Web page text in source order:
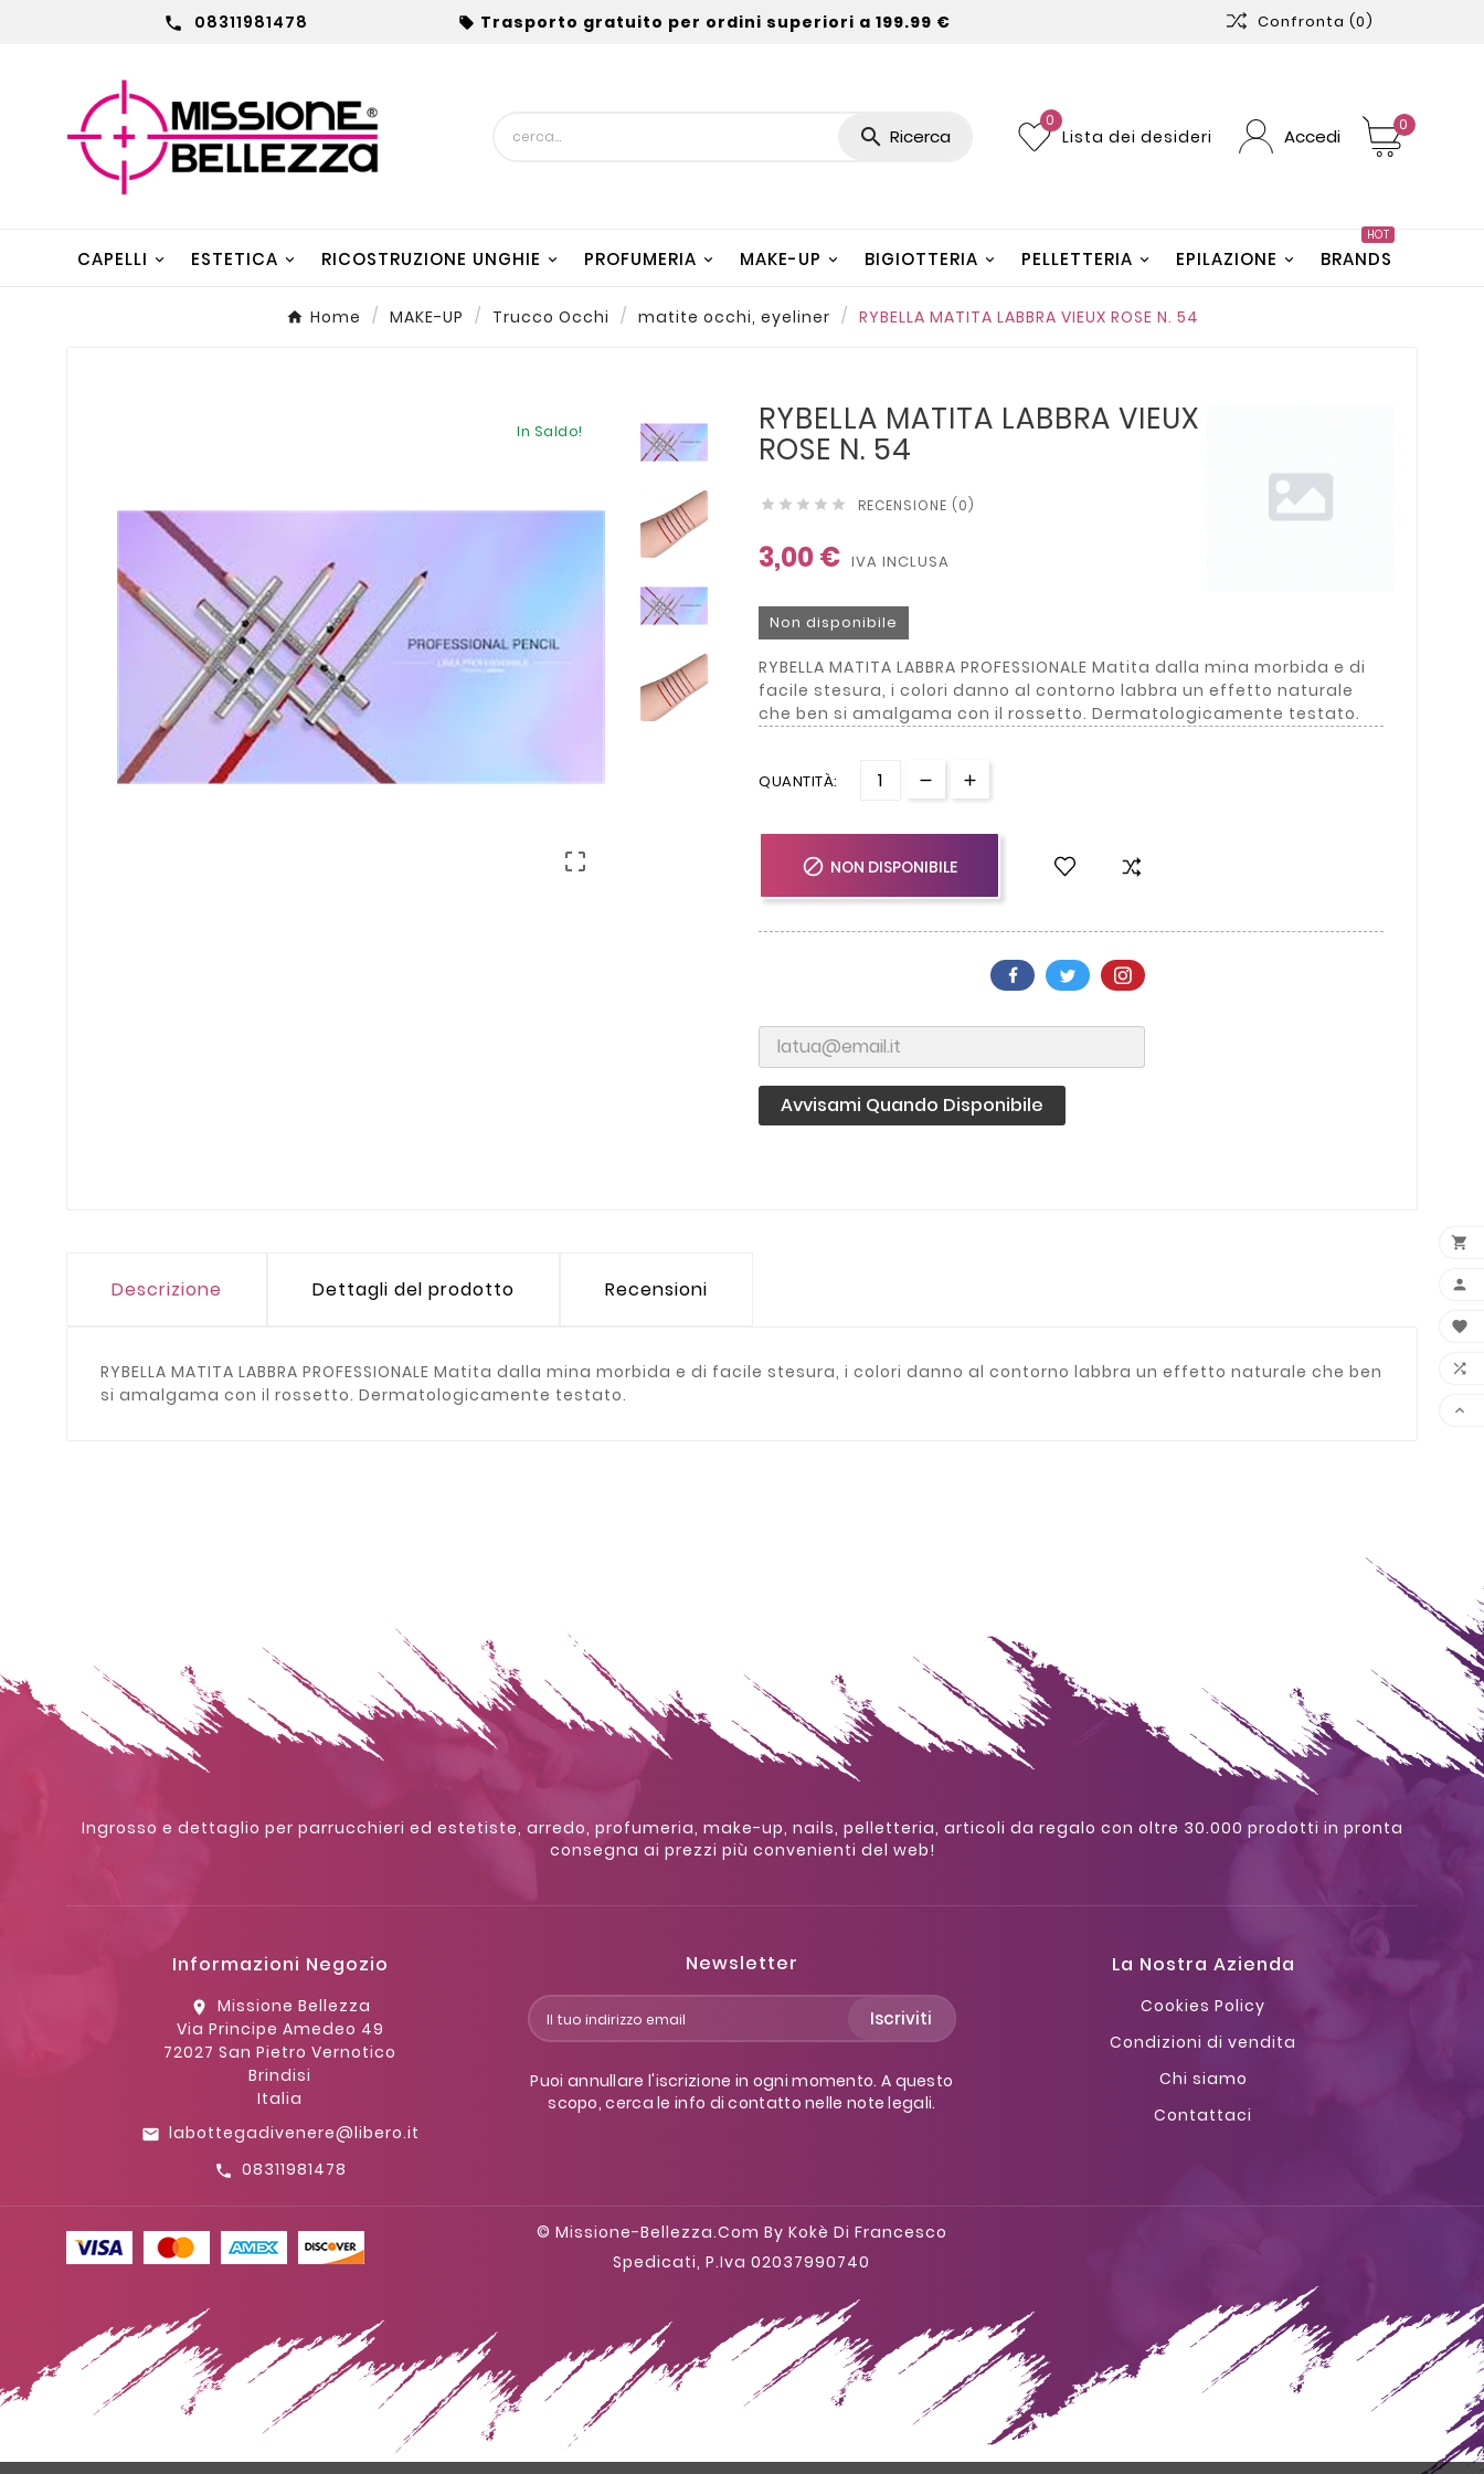
 08311981478  Trasporto gratuito per ordini superiori a 199.99 € Confronta (0)
 Ricerca
0
Lista dei desideri Accedi
0
CAPELLI ESTETICA RICOSTRUZIONE UNGHIE PROFUMERIA MAKE-UP BIGIOTTERIA PELLETTERIA EPILAZIONE BRANDS
HOT
Home MAKE-UP Trucco Occhi matite occhi, eyeliner RYBELLA MATITA LABBRA VIEUX ROSE N. 54
In Saldo!

RYBELLA MATITA LABBRA VIEUX
ROSE N. 54
     RECENSIONE (0)
3,00 € IVA INCLUSA
Non disponibile
RYBELLA MATITA LABBRA PROFESSIONALE Matita dalla mina morbida e di
facile stesura, i colori danno al contorno labbra un effetto naturale
che ben si amalgama con il rossetto. Dermatologicamente testato.
QUANTITÀ:
 NON DISPONIBILE
Avvisami Quando Disponibile
Descrizione Dettagli del prodotto Recensioni
RYBELLA MATITA LABBRA PROFESSIONALE Matita dalla mina morbida e di facile stesura, i colori danno al contorno labbra un effetto naturale che ben
si amalgama con il rossetto. Dermatologicamente testato.
Ingrosso e dettaglio per parrucchieri ed estetiste, arredo, profumeria, make-up, nails, pelletteria, articoli da regalo con oltre 30.000 prodotti in pronta
consegna ai prezzi più convenienti del web!
Informazioni Negozio
location_on
Missione Bellezza
Via Principe Amedeo 49
72027 San Pietro Vernotico
Brindisi
Italia
email labottegadivenere@libero.it
call 08311981478
Newsletter
Iscriviti
Puoi annullare l'iscrizione in ogni momento. A questo
scopo, cerca le info di contatto nelle note legali.
La Nostra Azienda
Cookies Policy
Condizioni di vendita
Chi siamo
Contattaci





© Missione-Bellezza.com By Kokè Di Francesco
Spedicati, P.iva 02037990740